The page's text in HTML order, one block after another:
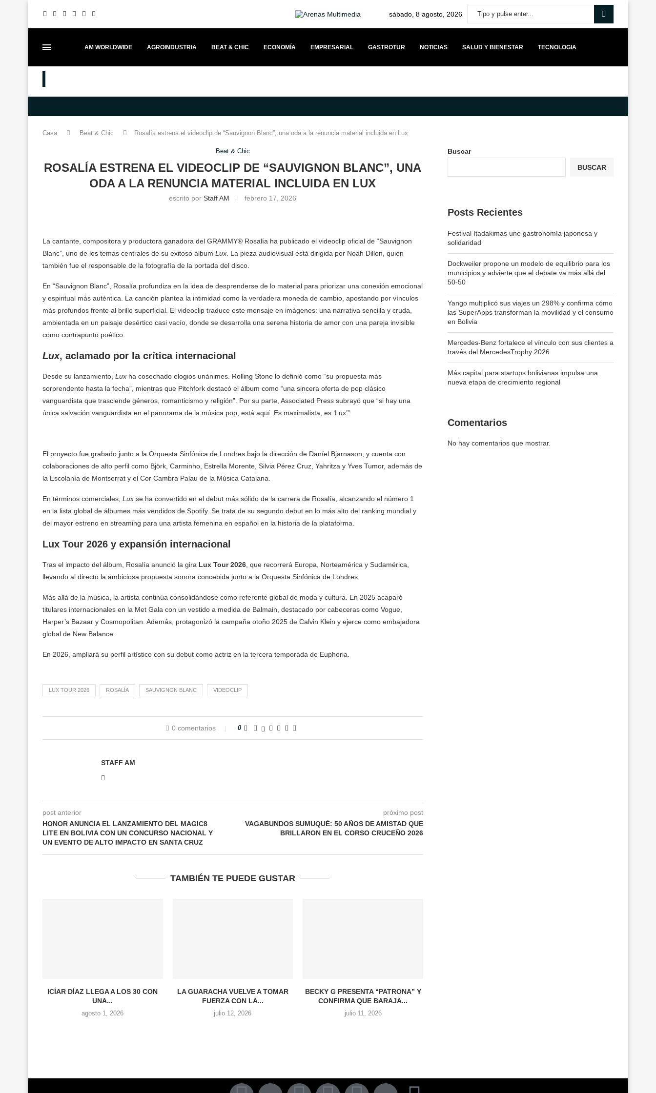
sábado, 8 agosto, 2026
AM WORLDWIDE AGROINDUSTRIA BEAT & CHIC ECONOMÍA EMPRESARIAL GASTROTUR NOTICIAS SALUD Y BIENESTAR TECNOLOGIA
Casa Beat & Chic Rosalía estrena el videoclip de “Sauvignon Blanc”, una oda a la renuncia material incluida en Lux
Beat & Chic
ROSALÍA ESTRENA EL VIDEOCLIP DE “SAUVIGNON BLANC”, UNA
ODA A LA RENUNCIA MATERIAL INCLUIDA EN LUX
escrito porStaff AM febrero 17, 2026
La cantante, compositora y productora ganadora del GRAMMY® Rosalía ha publicado el videoclip oficial de “Sauvignon
Blanc”, uno de los temas centrales de su exitoso álbum Lux . La pieza audiovisual está dirigida por Noah Dillon, quien
también fue el responsable de la fotografía de la portada del disco.
En “Sauvignon Blanc”, Rosalía profundiza en la idea de desprenderse de lo material para priorizar una conexión emocional
y espiritual más auténtica. La canción plantea la intimidad como la verdadera moneda de cambio, apostando por vínculos
más profundos frente al brillo superficial. El videoclip traduce este mensaje en imágenes: una narrativa sencilla y cruda,
ambientada en un paisaje desértico casi vacío, donde se desarrolla una serena historia de amor con una pareja invisible
como contrapunto poético.
Lux, aclamado por la crítica internacional
Desde su lanzamiento, Lux ha cosechado elogios unánimes. Rolling Stone lo definió como “su propuesta más
sorprendente hasta la fecha”, mientras que Pitchfork destacó el álbum como “una sincera oferta de pop clásico
vanguardista que trasciende géneros, romanticismo y religión”. Por su parte, Associated Press subrayó que “si hay una
única salvación vanguardista en el panorama de la música pop, está aquí. Es maximalista, es ‘Lux’”.
El proyecto fue grabado junto a la Orquesta Sinfónica de Londres bajo la dirección de Daníel Bjarnason, y cuenta con
colaboraciones de alto perfil como Björk, Carminho, Estrella Morente, Silvia Pérez Cruz, Yahritza y Yves Tumor, además de
la Escolanía de Montserrat y el Cor Cambra Palau de la Música Catalana.
En términos comerciales, Lux se ha convertido en el debut más sólido de la carrera de Rosalía, alcanzando el número 1
en la lista global de álbumes más vendidos de Spotify. Se trata de su segundo debut en lo más alto del ranking mundial y
del mayor estreno en streaming para una artista femenina en español en la historia de la plataforma.
Lux Tour 2026 y expansión internacional
Tras el impacto del álbum, Rosalía anunció la gira Lux Tour 2026 , que recorrerá Europa, Norteamérica y Sudamérica,
llevando al directo la ambiciosa propuesta sonora concebida junto a la Orquesta Sinfónica de Londres.
Más allá de la música, la artista continúa consolidándose como referente global de moda y cultura. En 2025 acaparó
titulares internacionales en la Met Gala con un vestido a medida de Balmain, destacado por cabeceras como Vogue,
Harper’s Bazaar y Cosmopolitan. Además, protagonizó la campaña otoño 2025 de Calvin Klein y ejerce como embajadora
global de New Balance.
En 2026, ampliará su perfil artístico con su debut como actriz en la tercera temporada de Euphoria.
LUX TOUR 2026 ROSALÍA SAUVIGNON BLANC VIDEOCLIP
0 comentarios 0
STAFF AM
post anterior
HONOR ANUNCIA EL LANZAMIENTO DEL MAGIC8
LITE EN BOLIVIA CON UN CONCURSO NACIONAL Y
UN EVENTO DE ALTO IMPACTO EN SANTA CRUZ
próximo post
VAGABUNDOS SUMUQUÉ: 50 AÑOS DE AMISTAD QUE
BRILLARON EN EL CORSO CRUCEÑO 2026
TAMBIÉN TE PUEDE GUSTAR
ICÍAR DÍAZ LLEGA A LOS 30 CON
UNA...
agosto 1, 2026
LA GUARACHA VUELVE A TOMAR
FUERZA CON LA...
julio 12, 2026
BECKY G PRESENTA “PATRONA” Y
CONFIRMA QUE BARAJA...
julio 11, 2026
Buscar
BUSCAR
Posts Recientes
Festival Itadakimas une gastronomía japonesa y
solidaridad
Dockweiler propone un modelo de equilibrio para los
municipios y advierte que el debate va más allá del
50-50
Yango multiplicó sus viajes un 298% y confirma cómo
las SuperApps transforman la movilidad y el consumo
en Bolivia
Mercedes-Benz fortalece el vínculo con sus clientes a
través del MercedesTrophy 2026
Más capital para startups bolivianas impulsa una
nueva etapa de crecimiento regional
Comentarios
No hay comentarios que mostrar.